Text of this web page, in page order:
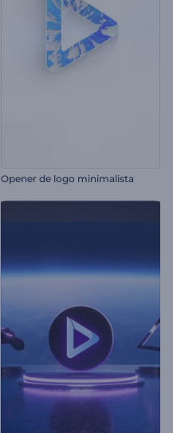
Opener de logo minimalista